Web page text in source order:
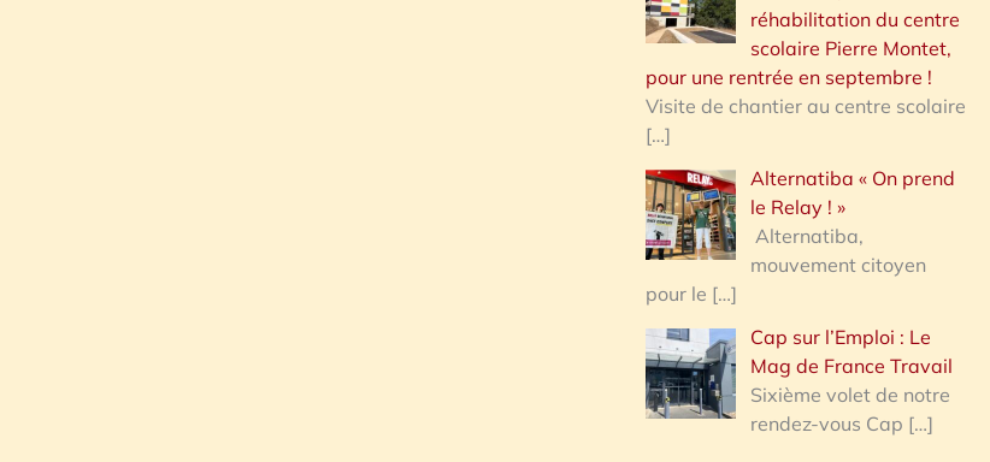
réhabilitation du centre
scolaire Pierre Montet,
pour une rentrée en septembre !
Visite de chantier au centre scolaire
[…]
Alternatiba « On prend
le Relay ! »
Alternatiba,
mouvement citoyen
pour le […]
Cap sur l’Emploi : Le
Mag de France Travail
Sixième volet de notre
rendez-vous Cap […]